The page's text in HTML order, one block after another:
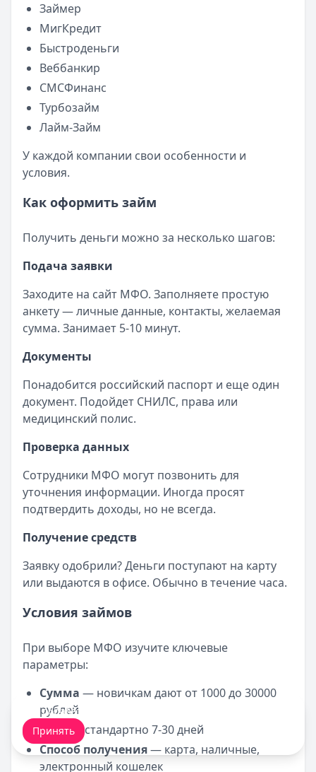
Займер
МигКредит
Быстроденьги
Веббанкир
СМСФинанс
Турбозайм
Лайм-Займ
У каждой компании свои особенности и
условия.
Как оформить займ
Получить деньги можно за несколько шагов:
Подача заявки
Заходите на сайт МФО. Заполняете простую
анкету — личные данные, контакты, желаемая
сумма. Занимает 5-10 минут.
Документы
Понадобится российский паспорт и еще один
документ. Подойдет СНИЛС, права или
медицинский полис.
Проверка данных
Сотрудники МФО могут позвонить для
уточнения информации. Иногда просят
подтвердить доходы, но не всегда.
Получение средств
Заявку одобрили? Деньги поступают на карту
или выдаются в офисе. Обычно в течение часа.
Условия займов
При выборе МФО изучите ключевые
параметры:
Сумма — новичкам дают от 1000 до 30000
рублей
Срок— стандартно 7-30 дней
Способ получения— карта, наличные,
электронный кошелек
Мы обрабатываем ваши
Принять